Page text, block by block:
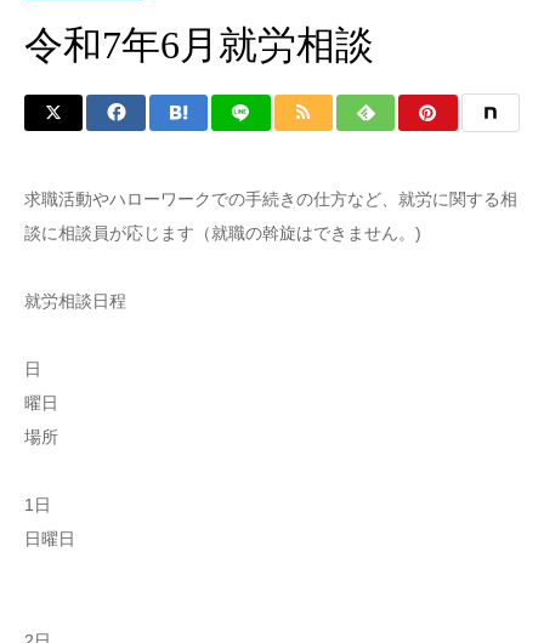
令和7年6月就労相談
求職活動やハローワークでの手続きの仕方など、就労に関する相
談に相談員が応じます（就職の斡旋はできません。)
就労相談日程
日
曜日
場所
1日
日曜日